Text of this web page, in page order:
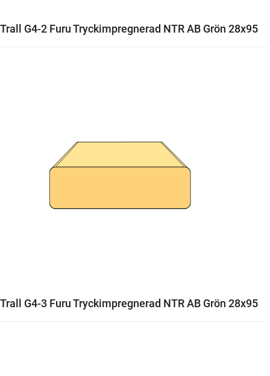
Trall G4-2 Furu Tryckimpregnerad NTR AB Grön 28x95
Trall G4-3 Furu Tryckimpregnerad NTR AB Grön 28x95